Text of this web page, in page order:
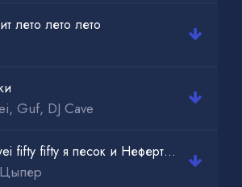
лето лето лето
Guf, DJ Cave
Eins zwei fifty fifty я песок и Нефертити